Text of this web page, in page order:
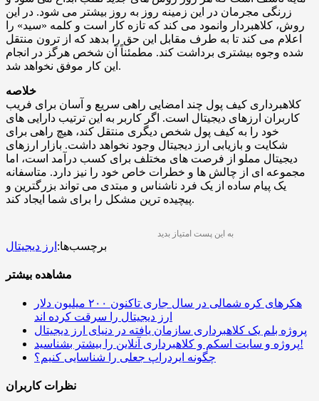
زرنگی مجرمان در این زمینه روز به روز بیشتر می شود. در این
روش، کلاهبردار وانمود می کند که تازه کار است و کلمه «سید» را
اعلام می کند تا به طرف مقابل این حق را بدهد که از ترون منتقل
شده وجوه بیشتری برداشت کند. مطمئناً آن شخص هرگز در انجام
این کار موفق نخواهد شد.
خلاصه
کلاهبرداری کیف پول چند امضایی راهی سریع و آسان برای فریب
کاربران ارزهای دیجیتال است. اگر کاربر به این ترتیب دارایی های
خود را به کیف پول شخص دیگری منتقل کند، هیچ راهی برای
شکایت و بازیابی ارز دیجیتال وجود نخواهد داشت. بازار ارزهای
دیجیتال مملو از فرصت های مختلف برای کسب درآمد است، اما
مجموعه ای از چالش ها و خطرات خاص خود را نیز دارد. متاسفانه
یک پیام ساده از یک فرد ناشناس و مبتدی می تواند بزرگترین و
پیچیده ترین مشکل را برای شما ایجاد کند.
به این پست امتیاز بدید
برچسب‌ها: ارز دیجیتال
مشاهده بیشتر
هکرهای کره شمالی در سال جاری تاکنون ۲۰۰ میلیون دلار
ارز دیجیتال را سرقت کرده اند
پروژه بلم یک کلاهبرداری سازمان یافته در دنیای ارز دیجیتال
پروژه و سایت اسکم و کلاهبرداری آنلاین را بیشتر بشناسید!
چگونه ایردراپ جعلی را شناسایی کنیم؟
نظرات کاربران